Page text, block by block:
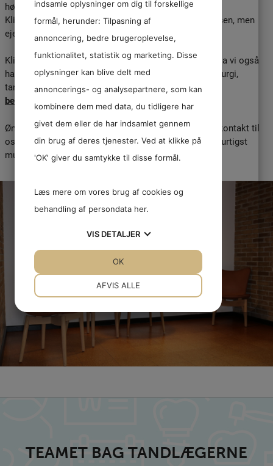
højsædet.
Klinikken har tidligere huset Tandlæge Bent Torp Jensen, men
ejes i dag af Anders Torp Jensen.
Klinikken varetager alle former for tandplejeydelser. Da vi også
har specialtandlæger tilknyttet, kan vi også tilbyde kirurgi,
tandregulering og meget andet.Læs mere om disse
behandlinger her
Ønsker du at blive patient i vores klinik, skal du tage kontakt til
os, så giver vi dig en tid hos en af vores behandlere, hurtigst
muligt.
TEAMET BAG TANDLÆGERNE
indsamle oplysninger om dig til forskellige
formål, herunder: Tilpasning af
annoncering, bedre brugeroplevelse,
funktionalitet, statistik og marketing. Disse
oplysninger kan blive delt med
annoncerings- og analysepartnere, som kan
kombinere dem med data, du tidligere har
givet dem eller de har indsamlet gennem
din brug af deres tjenester. Ved at klikke på
'OK' giver du samtykke til disse formål.
Læs mere om vores brug af cookies og
behandling af persondata her.
VIS DETALJER
MARKETING STATISTIK
AFVIS ALLE
OK